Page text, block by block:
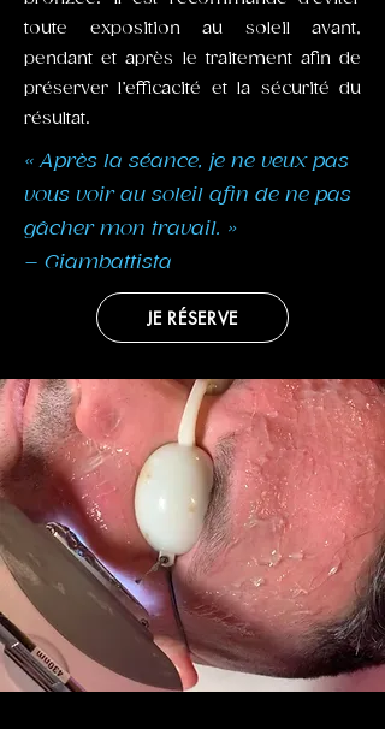
toute exposition au soleil avant,
pendant et après le traitement afin de
préserver l’efficacité et la sécurité du
résultat.
« Après la séance, je ne veux pas
vous voir au soleil afin de ne pas
gâcher mon travail. »
– Giambattista
JE RÉSERVE